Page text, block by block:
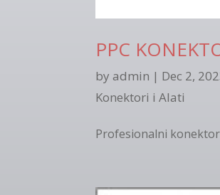
PPC
byadmin | Dec 2,
Konektori i Alati
Profesionalni konektor